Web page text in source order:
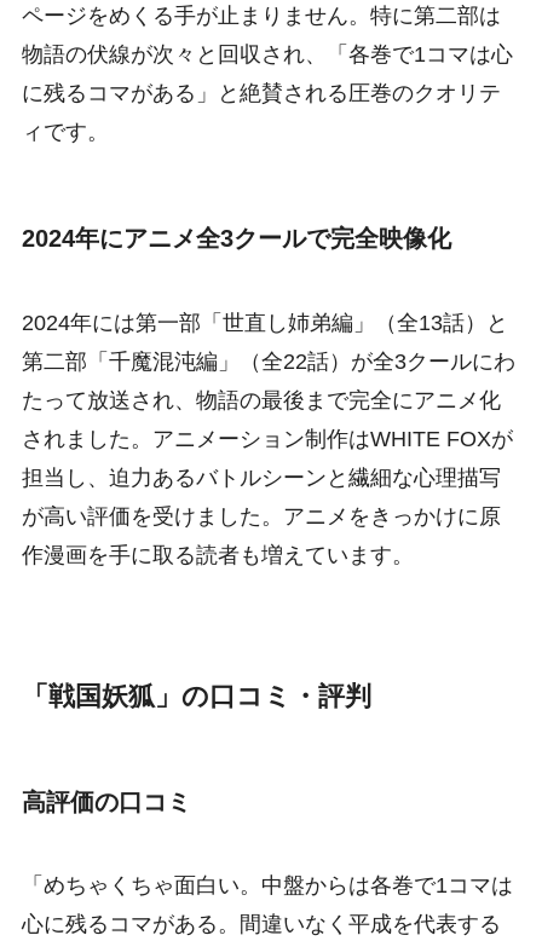
ページをめくる手が止まりません。特に第二部は
物語の伏線が次々と回収され、「各巻で1コマは心
に残るコマがある」と絶賛される圧巻のクオリテ
ィです。
2024年にアニメ全3クールで完全映像化
2024年には第一部「世直し姉弟編」（全13話）と
第二部「千魔混沌編」（全22話）が全3クールにわ
たって放送され、物語の最後まで完全にアニメ化
されました。アニメーション制作はWHITE FOXが
担当し、迫力あるバトルシーンと繊細な心理描写
が高い評価を受けました。アニメをきっかけに原
作漫画を手に取る読者も増えています。
「戦国妖狐」の口コミ・評判
高評価の口コミ
「めちゃくちゃ面白い。中盤からは各巻で1コマは
心に残るコマがある。間違いなく平成を代表する